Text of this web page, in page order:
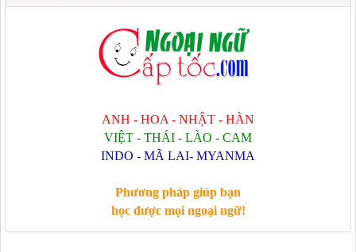
ANH - HOA - NHẬT - HÀN
VIỆT - THÁI - LÀO - CAM
INDO - MÃ LAI- MYANMA
Phương pháp giúp bạn
học được mọi ngoại ngữ!